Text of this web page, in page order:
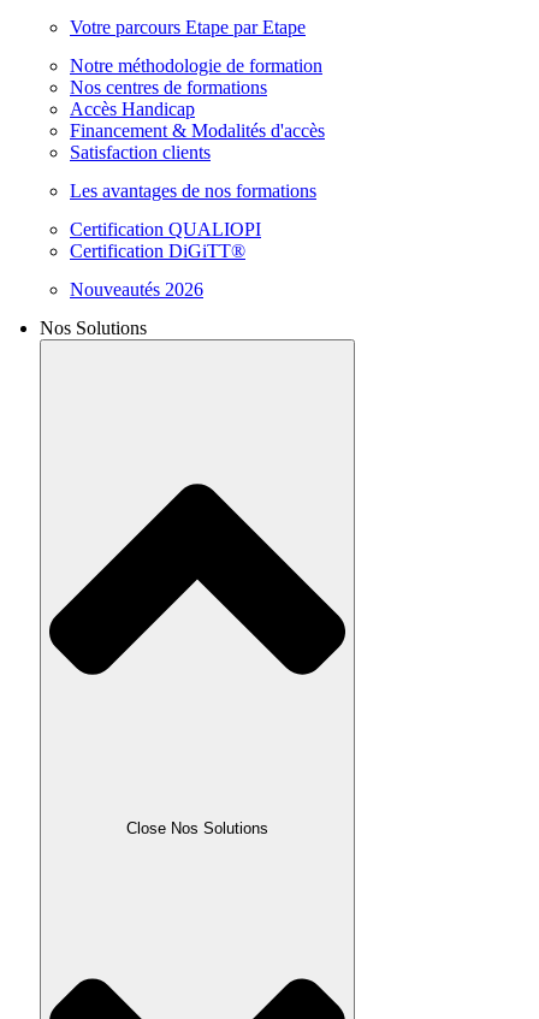
Votre parcours Etape par Etape
Notre méthodologie de formation
Nos centres de formations
Accès Handicap
Financement & Modalités d'accès
Satisfaction clients
Les avantages de nos formations
Certification QUALIOPI
Certification DiGiTT®
Nouveautés 2026
Nos Solutions
Close Nos Solutions